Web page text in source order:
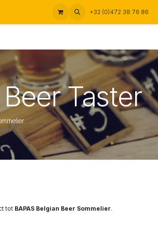
+32 (0)472 38 76 86
Taster
tot BAPAS Belgian Beer Sommelier.